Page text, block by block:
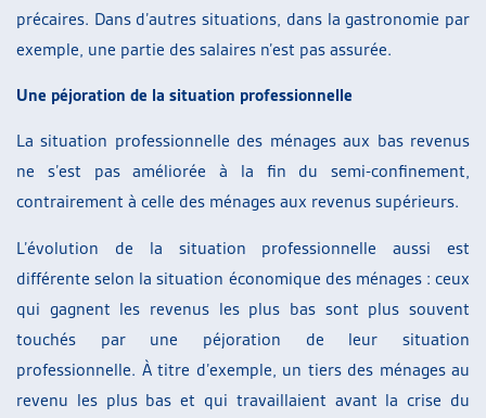
précaires. Dans d’autres situations, dans la gastronomie par
exemple, une partie des salaires n’est pas assurée.
Une péjoration de la situation professionnelle
La situation professionnelle des ménages aux bas revenus
ne s’est pas améliorée à la fin du semi-confinement,
contrairement à celle des ménages aux revenus supérieurs.
L’évolution de la situation professionnelle aussi est
différente selon la situation économique des ménages : ceux
qui gagnent les revenus les plus bas sont plus souvent
touchés par une péjoration de leur situation
professionnelle. À titre d’exemple, un tiers des ménages au
revenu les plus bas et qui travaillaient avant la crise du